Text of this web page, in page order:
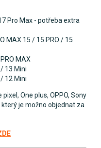
Pro Max - potřeba extra
MAX 15 / 15 PRO / 15
MAX
13 Mini
12 Mini
One plus, OPPO, Sony
je možno objednat za